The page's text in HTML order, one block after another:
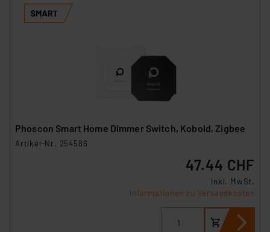
Phoscon Smart Home Dimmer Switch, Kobold, Zigbee
Artikel-Nr. 254586
47.44 CHF
inkl. MwSt.
Informationen zu Versandkosten